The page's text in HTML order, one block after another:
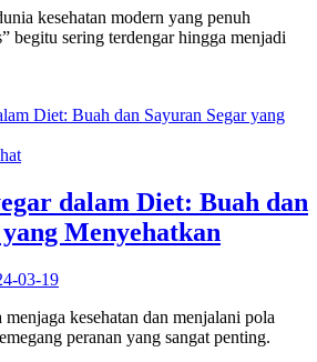
kesehatan modern yang penuh
begitu sering terdengar hingga menjadi
dalam Diet: Buah dan
Menyehatkan
03-19
kesehatan dan menjalani pola
peranan yang sangat penting.